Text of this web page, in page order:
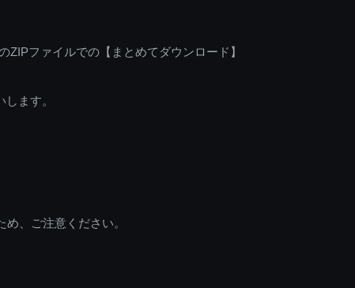
ファイルでの【まとめてダウンロード】
ます。
、ご注意ください。